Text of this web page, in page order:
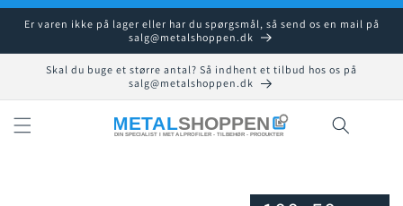
Gå til
indhold
Er varen ikke på lager eller har du spørgsmål, så send os en mail på
salg@metalshoppen.dk
Skal du buge et større antal? Så indhent et tilbud hos os på
salg@metalshoppen.dk